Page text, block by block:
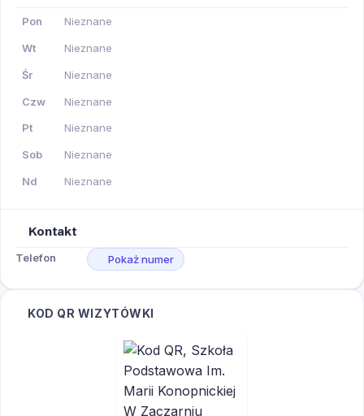
Pon Nieznane
Wt Nieznane
Śr Nieznane
Czw Nieznane
Pt Nieznane
Sob Nieznane
Nd Nieznane
Kontakt
Telefon Pokaż numer
KOD QR WIZYTÓWKI